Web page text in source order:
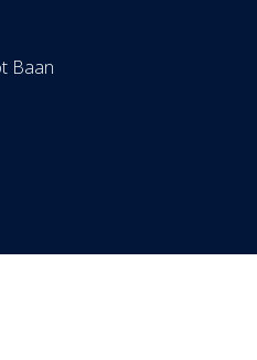
Baan